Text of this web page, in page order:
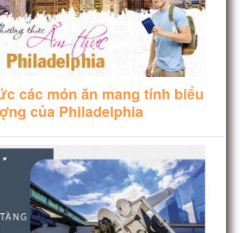
các món ăn mang tính biểu
của Philadelphia